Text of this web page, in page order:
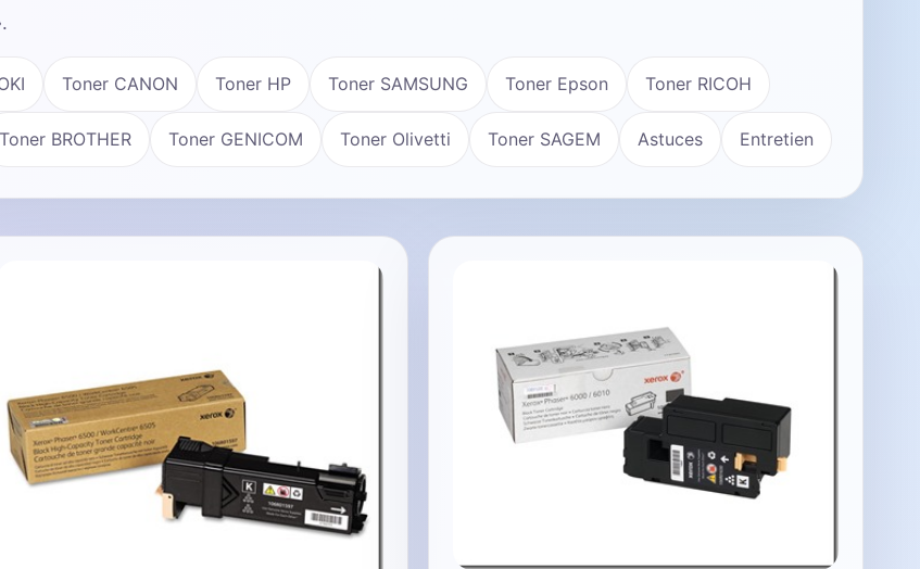
Toner CANON Toner HP Toner SAMSUNG Toner Epson Toner RICOH
Toner BROTHER Toner GENICOM Toner Olivetti Toner SAGEM Astuces Entretien